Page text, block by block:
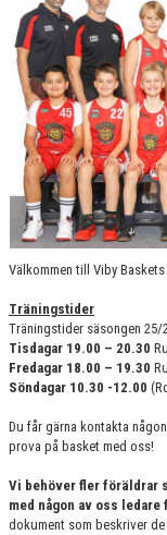
BILDGALLERI
DOKUMENT
KONTAKT
Välkommen till Viby
Träningstider
Träningstider säsongen
Tisdagar 19.00 – 20.30
Fredagar 18.00 – 19.30
Söndagar 10.30 -12.00
Du får gärna kontakta
prova på basket med oss!
Vi behöver fler föräldrar
med någon av oss
dokument som beskriver